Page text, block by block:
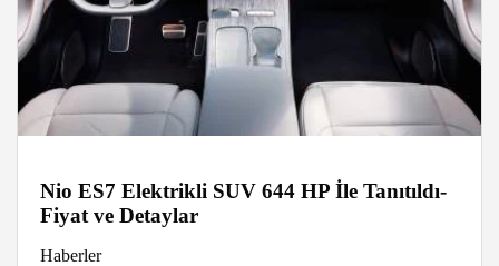
Nio ES7 Elektrikli SUV 644 HP İle Tanıtıldı-
Fiyat ve Detaylar
Haberler